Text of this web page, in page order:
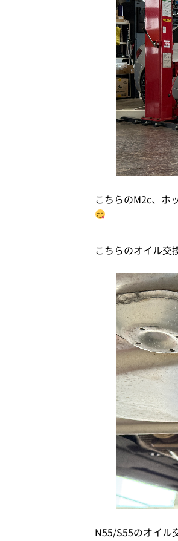
こちらのM2c、ホ
こちらのオイル交
N55/S55のオイル